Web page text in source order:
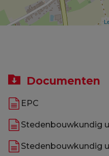
Documenten
EPC
Stedenbouwkundig
Stedenbouwkundig